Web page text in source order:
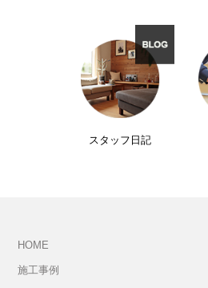
スタッフ日記
HOME
施工事例